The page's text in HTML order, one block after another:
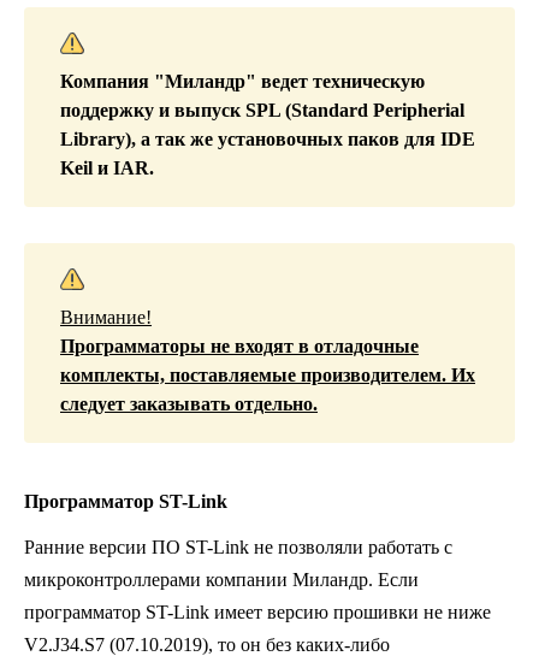
Компания "Миландр" ведет техническую
поддержку и выпуск SPL (Standard Peripherial
Library), а так же установочных паков для IDE
Keil и IAR.
Внимание!
Программаторы не входят в отладочные
комплекты, поставляемые производителем. Их
следует заказывать отдельно.
Программатор ST-Link
Ранние версии ПО ST-Link не позволяли работать с
микроконтроллерами компании Миландр. Если
программатор ST-Link имеет версию прошивки не ниже
V2.J34.S7 (07.10.2019), то он без каких-либо